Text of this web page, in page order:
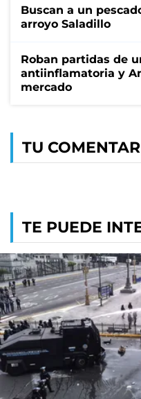
Buscan a un
arroyo Saladillo
Roban partidas de
antiinflamatoria y
mercado
TU
TE PUEDE